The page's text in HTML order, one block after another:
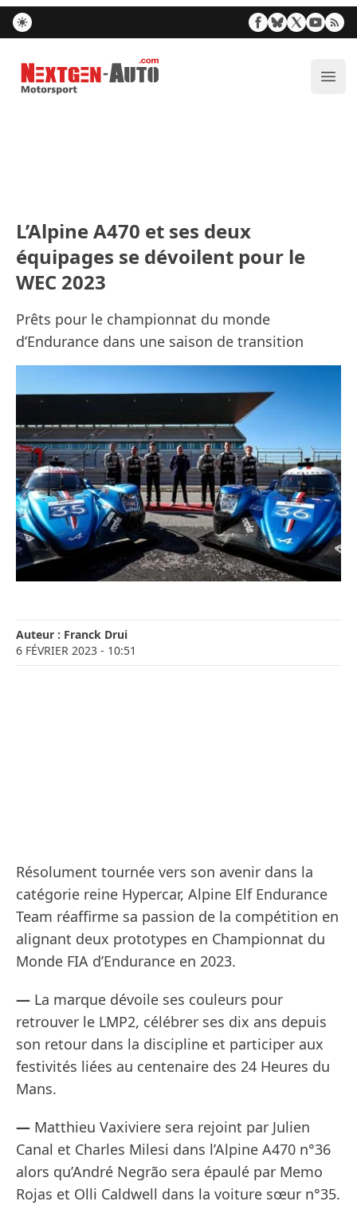
Nextgen-Auto.com
L’Alpine A470 et ses deux
équipages se dévoilent pour le
WEC 2023
Prêts pour le championnat du monde
d’Endurance dans une saison de transition
Auteur : Franck Drui
6 FÉVRIER 2023 - 10:51
Résolument tournée vers son avenir dans la
catégorie reine Hypercar, Alpine Elf Endurance
Team réaffirme sa passion de la compétition en
alignant deux prototypes en Championnat du
Monde FIA d’Endurance en 2023.
— La marque dévoile ses couleurs pour
retrouver le LMP2, célébrer ses dix ans depuis
son retour dans la discipline et participer aux
festivités liées au centenaire des 24 Heures du
Mans.
— Matthieu Vaxiviere sera rejoint par Julien
Canal et Charles Milesi dans l’Alpine A470 n°36
alors qu’André Negrão sera épaulé par Memo
Rojas et Olli Caldwell dans la voiture sœur n°35.